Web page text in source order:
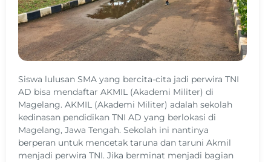
Siswa lulusan SMA yang bercita-cita jadi perwira TNI
AD bisa mendaftar AKMIL (Akademi Militer) di
Magelang. AKMIL (Akademi Militer) adalah sekolah
kedinasan pendidikan TNI AD yang berlokasi di
Magelang, Jawa Tengah. Sekolah ini nantinya
berperan untuk mencetak taruna dan taruni Akmil
menjadi perwira TNI. Jika berminat menjadi bagian